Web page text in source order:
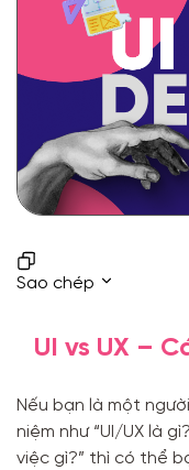
Sao chép
UI vs UX –
Nếu bạn là một
niệm như “UI/UX là
việc gì?” thì có thể